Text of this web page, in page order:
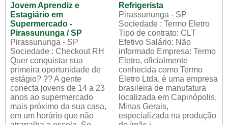
Jovem Aprendiz e
Estagiário em
Supermercado -
Pirassununga / SP
Pirassununga - SP
Sociedade : Checkout RH
Quer conquistar sua
primeira oportunidade de
estágio? ?? A gente
conecta jovens de 14 a 23
anos ao supermercado
mais próximo da sua casa,
em um horário que não
Refrigerista
Pirassununga - SP
Sociedade : Termo Eletro
Tipo de contrato: CLT
Efetivo Salário: Não
informado Empresa: Termo
Eletro, oficialmente
conhecida como Termo
Eletro Ltda, é uma empresa
brasileira de manufatura
localizada em Capinópolis,
Minas Gerais,
especializada na produção